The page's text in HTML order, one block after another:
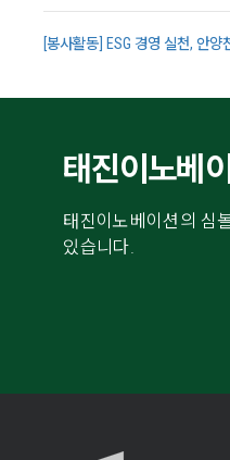
[봉사활동] ESG 경영 실천, 안
태진이노베
태진이노베이션의 심
있습니다.